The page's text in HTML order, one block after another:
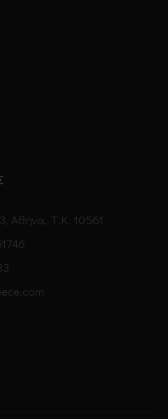
Αθήνα, Τ.Κ. 10561